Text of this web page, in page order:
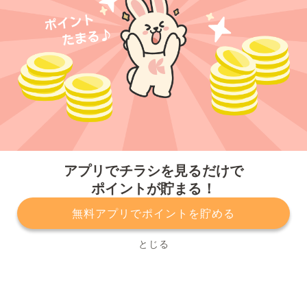
アプリでチラシを見るだけで
ポイントが貯まる！
無料アプリでポイントを貯める
とじる
プライバシーポリシー 利用規約
運営会社
サービスに関してのお問い合わせ